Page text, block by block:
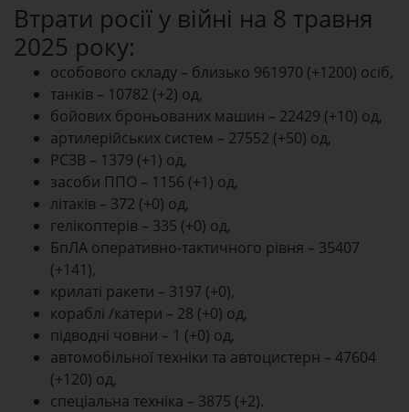
Втрати росії у війні на 8 травня
2025 року:
особового складу – близько 961970 (+1200) осіб,
танків – 10782 (+2) од,
бойових броньованих машин – 22429 (+10) од,
артилерійських систем – 27552 (+50) од,
РСЗВ – 1379 (+1) од,
засоби ППО – 1156 (+1) од,
літаків – 372 (+0) од,
гелікоптерів – 335 (+0) од,
БпЛА оперативно-тактичного рівня – 35407
(+141),
крилаті ракети – 3197 (+0),
кораблі /катери – 28 (+0) од,
підводні човни – 1 (+0) од,
автомобільної техніки та автоцистерн – 47604
(+120) од,
спеціальна техніка – 3875 (+2).